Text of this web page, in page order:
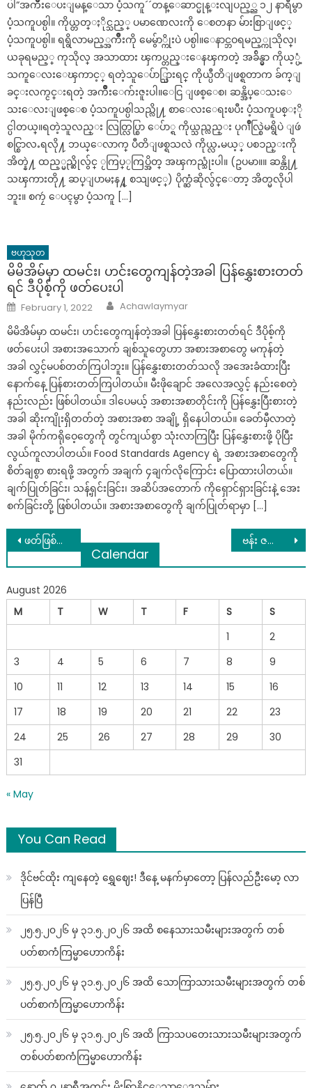
ပါ“အက်ိဳးေပးျမန္ေသာ ပံ့သကူ´´တန္ေဆာင္မုန္းလျပည့္ည ၁၂ နာရီမွာ
ပံ့သကူပစ္ပါ။ ကိုယ္တတ္ႏိုင္သည့္ ပမာဏေလးကို ေစတနာ မ်ားစြာျဖင့္
ပံ့သကူပစ္ပါ။ ရရွိလာမည့္အက်ိဳးကို မေမွ်ာ္ကိုးပဲ ပစ္ပါ။ေနာင္ဘဝရမည့္ကုသိုလ္၊
ယခုရမည့္ ကုသိုလ္ အသာထား ၾကပ္တည္းေနၾကတဲ့ အခ်ိန္မွာ ကိုယ့္ပံ့
သကူေလးေၾကာင့္ ရတဲ့သူေပ်ာ္သြားရင္ ကိုယ္ပီတိျဖစ္ရတာက ခ်က္ျ
ခင္းလက္ငင္းရတဲ့ အက်ိဳးေက်းဇူးပါ။ေငြ ျဖစ္ေစ၊ ဆန္အိပ္ေသးေ
သးေလးျဖစ္ေစ ပံ့သကူပစ္ပါသည္လို႔ စာေလးေရးၿပီး ပံ့သကူပစ္ႏို
င္ပါတယ္။ရတဲ့သူလည္း လြတ္လြပ္စြာ ေပ်ာ္ရ ကိုယ္သည္လည္း ပုဂၢိဳလ္စြဲမရွိပဲ ျဖဴ
စင္စြာလႉရလို႔ ဘယ္ေလာက္ ပီတိျဖစ္ရသလဲ ကိုယ္လႉမယ့္ ပစၥည္းကို
အိတ္နဲ႔ ထည့္မည္ဆိုလွ်င္ ႂကြပ္ႂကြပ္အိတ္ အၾကည္သုံးပါ။ (ဥပမာ။။ ဆန္တို႔
သၾကားတို႔ ဆပ္ျပာမႈန႔္ စသျဖင့္) ပိုက္ဆံဆိုလွ်င္ေတာ့ အိတ္မလိုပါ
ဘူး။ စကၠဴ ေပၚမွာ ပံ့သကူ […]
ဗဟုသုတ
မိမိအိမ်မှာ ထမင်း၊ ဟင်းတွေကျန်တဲ့အခါ ပြန်နွှေးစားတတ်
ရင် ဒီပိုစ့်ကို ဖတ်ပေးပါ
Posted
on
February 1, 2022 Author
Achawlaymyar
မိမိအိမ်မှာ ထမင်း၊ ဟင်းတွေကျန်တဲ့အခါ ပြန်နွှေးစားတတ်ရင် ဒီပိုစ့်ကို
ဖတ်ပေးပါ အစားအသောက် ချစ်သူတွေဟာ အစားအစာတွေ မကုန်တဲ့
အခါ လွှင့်မပစ်တတ်ကြပါဘူး။ ပြန်နွှေးစားတတ်သလို အအေးခံထားပြီး
နောက်နေ့ ပြန်စားတတ်ကြပါတယ်။ မီးဖိုချောင် အလေအလွှင့် နည်းစေတဲ့
နည်းလည်း ဖြစ်ပါတယ်။ ဒါပေမယ့် အစားအစာတိုင်းကို ပြန်နွှေးပြီးစားတဲ့
အခါ ဆိုးကျိုးရှိတတ်တဲ့ အစားအစာ အချို့ ရှိနေပါတယ်။ ခေတ်မှီလာတဲ့
အခါ မိုက်ကရိုဝေ့တွေကို တွင်ကျယ်စွာ သုံးလာကြပြီး ပြန်နွှေးစားဖို့ ပိုပြီး
လွယ်ကူလာပါတယ်။ Food Standards Agency ရဲ့ အစားအစာတွေကို
စိတ်ချစွာ စားရဖို့ အတွက် အချက် ၄ချက်လိုကြောင်း ပြောထားပါတယ်။
ချက်ပြုတ်ခြင်း၊ သန့်ရှင်းခြင်း၊ အဆိပ်အတောက် ကိုရှောင်ရှားခြင်းနဲ့ အေး
စက်ခြင်းတို့ ဖြစ်ပါတယ်။ အစားအစာတွေကို ချက်ပြုတ်ရာမှာ […]
Post
navigation
ဖတ်ဖြစ်အောင်ဖတ်ပေးနော် မဖတ်ဖြစ်ရင်တောင်မှ Saveထားပေါ့…. ဗန်း ဇကောရောင်းတဲ့ သားအမိ၂ယောက်ရဲ့ဆိုင်ကယ်(125)လေး အခိုးခံလိုက်ရတဲ့အခါ…
Calendar
August 2026
M
T W T F S
S
1
2
3
4 5 6 7 8
9
10
11 12 13 14 15
16
17
18 19 20 21 22
23
24
25 26 27 28 29
30
31
« May
You Can Read
ဒိုင်ဗင်ထိုး ကျနေတဲ့ ရွှေဈေး! ဒီနေ့ မနက်မှာတော့ ပြန်လည်ဦးမော့ လာ
ပြန်ပြီ
၂၅.၅.၂၀၂၆ မှ ၃၁.၅.၂၀၂၆ အထိ စနေသားသမီးများအတွက် တစ်
ပတ်စာကံကြမ္မာဟောကိန်း
၂၅.၅.၂၀၂၆ မှ ၃၁.၅.၂၀၂၆ အထိ သောကြာသားသမီးများအတွက် တစ်
ပတ်စာကံကြမ္မာဟောကိန်း
၂၅.၅.၂၀၂၆ မှ ၃၁.၅.၂၀၂၆ အထိ ကြာသပတေးသားသမီးများအတွက်
တစ်ပတ်စာကံကြမ္မာဟောကိန်း